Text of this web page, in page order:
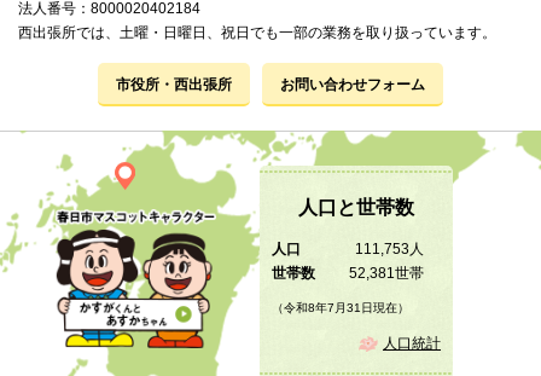
法人番号：8000020402184
西出張所では、土曜・日曜日、祝日でも一部の業務を取り扱っています。
市役所・西出張所 お問い合わせフォーム
人口と世帯数
人口
111,753人
世帯数
52,381世帯
（令和8年7月31日現在）
人口統計